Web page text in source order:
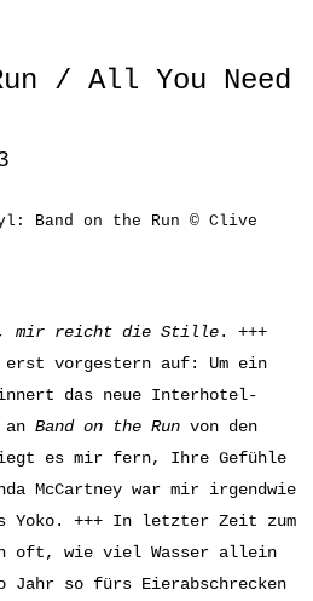
/ All You Need
Band on the Run © Clive
mir reicht die Stille. +++
vorgestern auf: Um ein
das neue Interhotel-
Band on the Run von den
es mir fern, Ihre Gefühle
McCartney war mir irgendwie
Yoko. +++ In letzter Zeit zum
oft, wie viel Wasser allein
Jahr so fürs Eierabschrecken